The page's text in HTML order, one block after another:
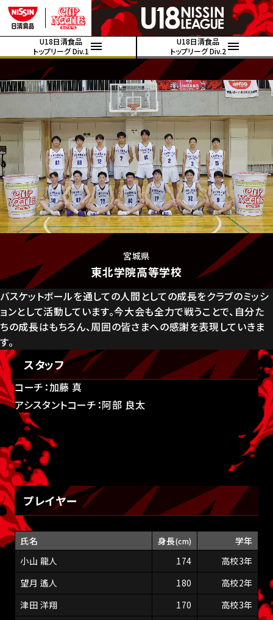
U18日清食品
トップリーグ Div.1
U18日清食品
トップリーグ Div.2
宮城県
東北学院高等学校
バスケットボールを通しての人間としての成長をクラブのミッシ
ョンとして活動しています。今大会も全力で戦うことで、自分た
ちの成長はもちろん、周囲の皆さまへの感謝を表現していきま
す。
スタッフ
コーチ：加藤 真
アシスタントコーチ：阿部 良太
プレイヤー
氏名 身長(cm)
学年
小山 龍人
174
高校3年
望月 遙人
180
高校2年
津田 洋翔
170
高校3年